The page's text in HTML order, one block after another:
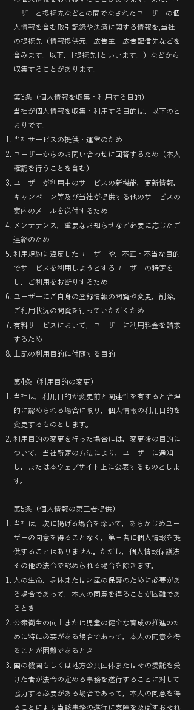
ーザーと提携先などとの間でなされたユーザーの個
人情報を含む取引記録や決済に関する情報を,当社
の提携先（情報提供元，広告主，広告配信先などを
含みます。以下，｢提携先｣といいます。）などから
収集することがあります。
第3条（個人情報を収集・利用する目的）
当社が個人情報を収集・利用する目的は，以下のと
おりです。
当社サービスの提供・運営のため
ユーザーからのお問い合わせに回答するため（本人
確認を行うことを含む）
ユーザーが利用中のサービスの新機能，更新情報，
キャンペーン等及び当社が提供する他のサービスの
案内のメールを送付するため
メンテナンス，重要なお知らせなど必要に応じたご
連絡のため
利用規約に違反したユーザーや，不正・不当な目的
でサービスを利用しようとするユーザーの特定を
し，ご利用をお断りするため
ユーザーにご自身の登録情報の閲覧や変更，削除，
ご利用状況の閲覧を行っていただくため
有料サービスにおいて，ユーザーに利用料金を請求
するため
上記の利用目的に付随する目的
第4条（利用目的の変更）
当社は，利用目的が変更前と関連性を有すると合理
的に認められる場合に限り，個人情報の利用目的を
変更するものとします。
利用目的の変更を行った場合には，変更後の目的に
ついて，当社所定の方法により，ユーザーに通知
し，または本ウェブサイト上に公表するものとしま
す。
第5条（個人情報の第三者提供）
当社は，次に掲げる場合を除いて，あらかじめユー
ザーの同意を得ることなく，第三者に個人情報を提
供することはありません。ただし，個人情報保護法
その他の法令で認められる場合を除きます。
人の生命，身体または財産の保護のために必要があ
る場合であって，本人の同意を得ることが困難であ
るとき
公衆衛生の向上または児童の健全な育成の推進のた
めに特に必要がある場合であって，本人の同意を得
ることが困難であるとき
国の機関もしくは地方公共団体またはその委託を受
けた者が法令の定める事務を遂行することに対して
協力する必要がある場合であって，本人の同意を得
ることにより当該事務の遂行に支障を及ぼすおそれ